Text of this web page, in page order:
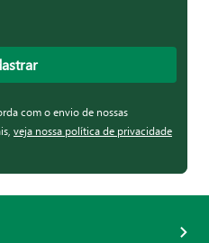
com o envio de nossas
veja nossa política de privacidade